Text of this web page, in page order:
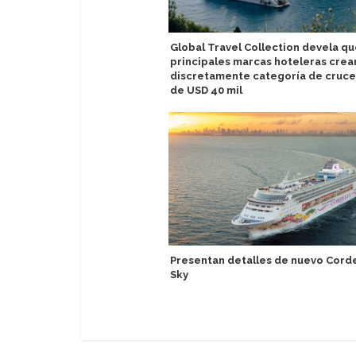
Global Travel Collection devela
principales marcas hoteleras
discretamente categoría de
de USD 40 mil
Presentan detalles de nuevo
Sky